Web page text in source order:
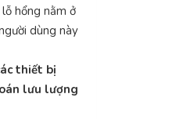
hổng nằm ở
dùng này
thiết bị
lưu lượng